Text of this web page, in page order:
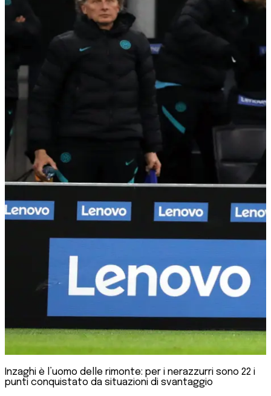
Inzaghi è l’uomo delle rimonte: per i nerazzurri sono 22 i
punti conquistato da situazioni di svantaggio